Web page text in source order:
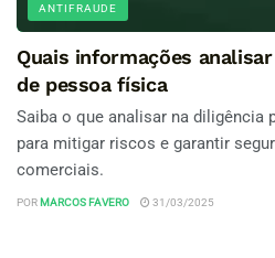
ANTIFRAUDE
Quais informações
de pessoa física
Saiba o que analisar na diligência
para mitigar riscos e garantir
comerciais.
POR MARCOS FAVERO 31/03/2025